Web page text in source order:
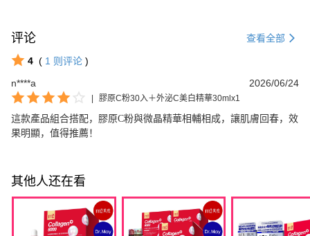
评论 查看全部
4 ( 1 则评论 )
n****a
2026/06/24
膠原C粉30入＋外泌C美白精華30mlx1
這款產品組合搭配，膠原C粉與微晶精華相輔相成，讓肌膚回春，效
果明顯，值得推薦！
其他人还在看